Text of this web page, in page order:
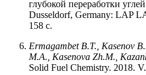
глубокой переработки
Dusseldorf, Germany: LAP
158 с.
Ermagambet B.T., Kasenov
M.A., Kasenova Zh.M.,
Solid Fuel Chemistry. 2018.